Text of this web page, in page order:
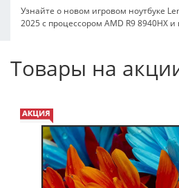
Узнайте о новом игровом ноутбуке
2025 с процессором AMD R9 8940HX и
Товары на